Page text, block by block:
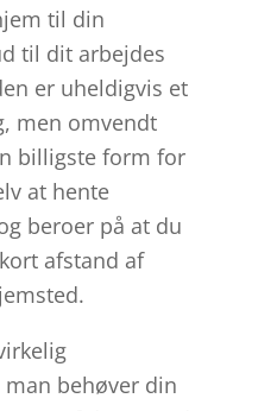
til din
til dit arbejdes
er uheldigvis et
men omvendt
billigste form for
at hente
beroer på at du
afstand af
behøver din